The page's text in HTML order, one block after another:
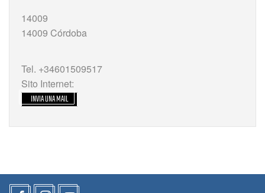
14009
14009 Córdoba
Tel. +34601509517
Sito Internet:
INVIA UNA MAIL